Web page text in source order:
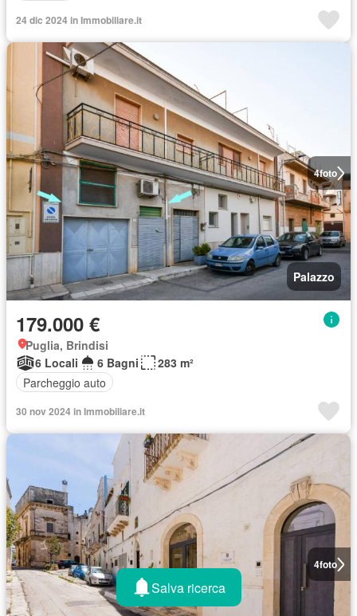
24 dic 2024 in Immobiliare.it
4foto
Palazzo
179.000 €
Puglia, Brindisi
6 Locali
6 Bagni
283 m²
Parcheggio auto
30 nov 2024 in Immobiliare.it
4foto
Salva ricerca